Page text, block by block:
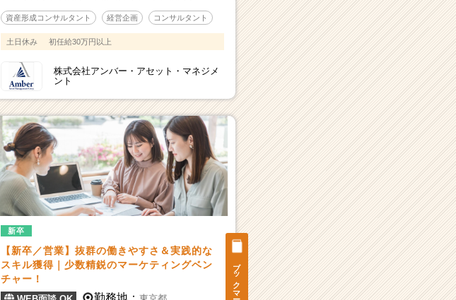
資産形成コンサルタント 経営企画 コンサルタント
土日休み 初任給30万円以上
株式会社アンバー・アセット・マネジメ
ント
ブックマーク
新卒
【新卒／営業】抜群の働きやすさ＆実践的な
スキル獲得｜少数精鋭のマーケティングベン
チャー！
勤務地：